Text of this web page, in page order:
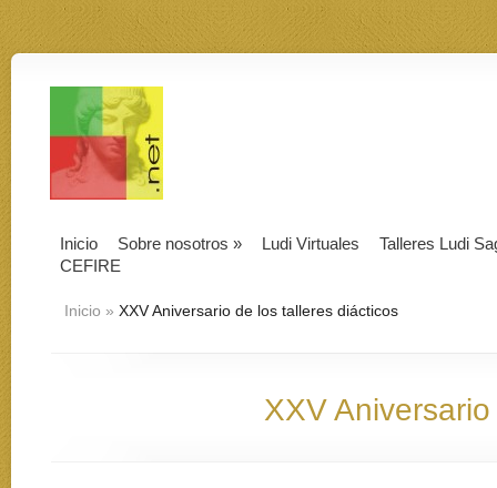
Inicio Sobre nosotros » Ludi Virtuales
Talleres Ludi
CEFIRE
Inicio » XXV Aniversario de los talleres diácticos
XXV